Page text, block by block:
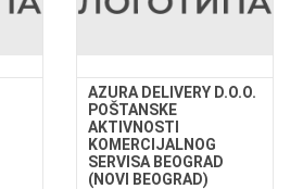
AZURA DELIVERY D.O.O.
POŠTANSKE
AKTIVNOSTI
KOMERCIJALNOG
SERVISA BEOGRAD
(NOVI BEOGRAD)